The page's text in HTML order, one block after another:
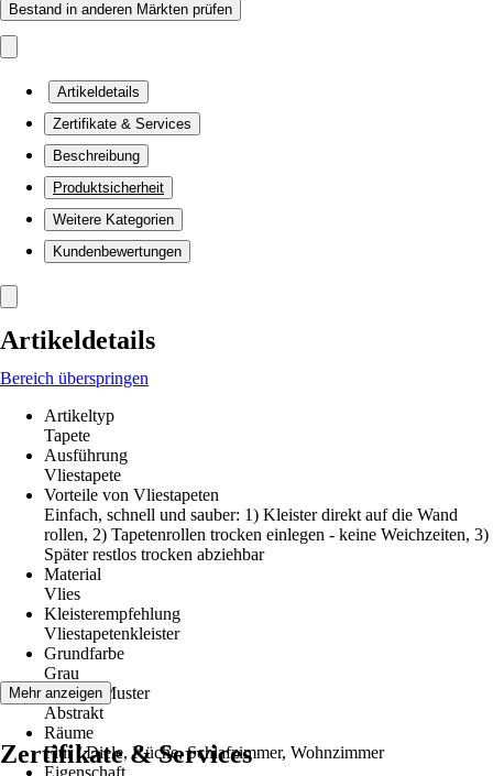
Bestand in anderen Märkten prüfen
Artikeldetails
Zertifikate & Services
Beschreibung
Produktsicherheit
Weitere Kategorien
Kundenbewertungen
Artikeldetails
Bereich überspringen
Artikeltyp
Tapete
Ausführung
Vliestapete
Vorteile von Vliestapeten
Einfach, schnell und sauber: 1) Kleister direkt auf die Wand
rollen, 2) Tapetenrollen trocken einlegen - keine Weichzeiten, 3)
Später restlos trocken abziehbar
Material
Vlies
Kleisterempfehlung
Vliestapetenkleister
Grundfarbe
Grau
Dekor / Muster
Abstrakt
Räume
Flur / Diele, Küche, Schlafzimmer, Wohnzimmer
Eigenschaft
Mehr anzeigen
Zertifikate & Services